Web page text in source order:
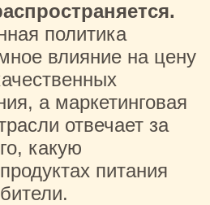
политика
влияние на цену
а маркетинговая
отвечает за
какую
питания